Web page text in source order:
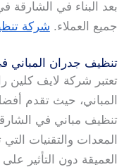
بعد البناء في الشارقة
جميع العملاء. شركة
تنظيف جدران المباني
تعتبر شركة لايف
المباني، حيث تقدم
تنظيف مباني في
المعدات والتقنيات
العميقة دون التأثير